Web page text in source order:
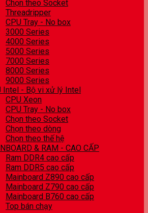
Chọn theo Socket
Threadripper
CPU Tray - No box
3000 Series
4000 Series
5000 Series
7000 Series
8000 Series
9000 Series
Intel - Bộ vi xử lý Intel
CPU Xeon
CPU Tray - No box
Chọn theo Socket
Chọn theo dòng
Chọn theo thế hệ
& RAM - CAO CẤP
Ram DDR4 cao cấp
Ram DDR5 cao cấp
Mainboard Z890 cao cấp
Mainboard Z790 cao cấp
Mainboard B760 cao cấp
Top bán chạy